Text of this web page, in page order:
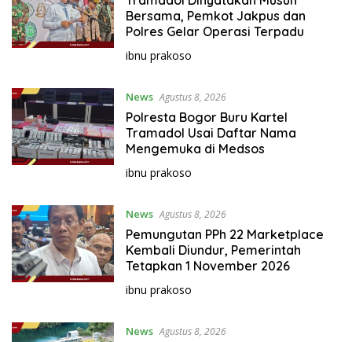
Bersama, Pemkot Jakpus dan
Polres Gelar Operasi Terpadu
ibnu prakoso
News Agustus 8, 2026
Polresta Bogor Buru Kartel
Tramadol Usai Daftar Nama
Mengemuka di Medsos
ibnu prakoso
News Agustus 8, 2026
Pemungutan PPh 22 Marketplace
Kembali Diundur, Pemerintah
Tetapkan 1 November 2026
ibnu prakoso
News Agustus 8, 2026